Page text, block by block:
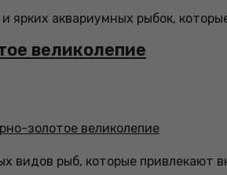
ярких аквариумных рыбок,
великолепие
видов рыб, которые привлекают